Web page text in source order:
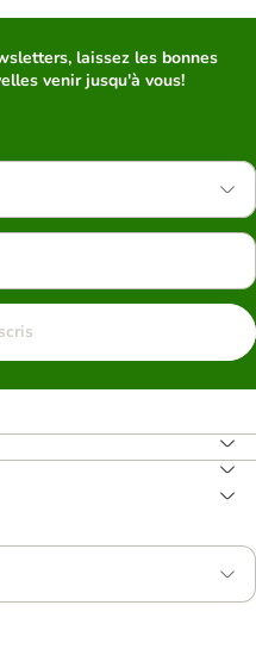
laissez les bonnes
venir jusqu'à vous!